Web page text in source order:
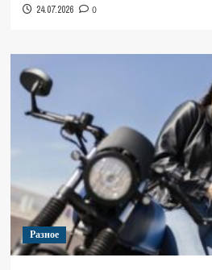
24.07.2026 0
Разное